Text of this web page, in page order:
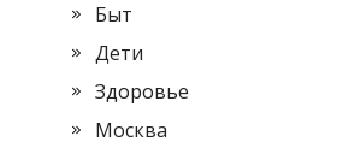
Быт
Дети
Здоровье
Москва